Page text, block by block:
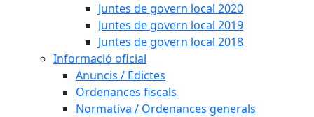
Juntes de govern local 2020
Juntes de govern local 2019
Juntes de govern local 2018
Informació oficial
Anuncis / Edictes
Ordenances fiscals
Normativa / Ordenances generals